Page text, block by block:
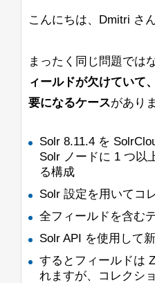
ションの出力が続
す。同じリリース
ん。
「Command-line
というメッセー
ンソールには表示
ログは正しく作成
これを確認したの
11.0.10+9リリー
す。
znodeではなく、
これが意図され
助けていただけな
注： <ip-1>/
す。
ライトするために
るようにしたい
奇妙なエッジケー
すでに
しましたが、こ
すべてのリクエ
ら12000以上に上
ションでは許容で
こちらが私の実
が非常に非効率
ができません。
頻繁に呼び出され
す）
ラメータを使用し
よろしくお願いし
こんにちは、Dmitri さ
まったく同じ問題では
ィールドが欠けていて
要になるケースがあり
Solr 8.11.4 を
Solr ノードに 1 つ以
る構成
Solr 設定を用いてコ
全フィールドを含む
Solr API を使用して
するとフィールドは
れますが、コレクシ